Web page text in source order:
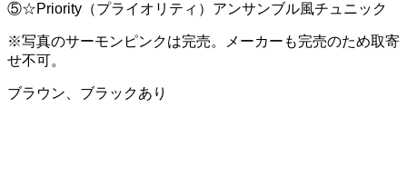
⑤☆Priority（プライオリティ）アンサンブル風チュニック
※写真のサーモンピンクは完売。メーカーも完売のため取寄
せ不可。
ブラウン、ブラックあり